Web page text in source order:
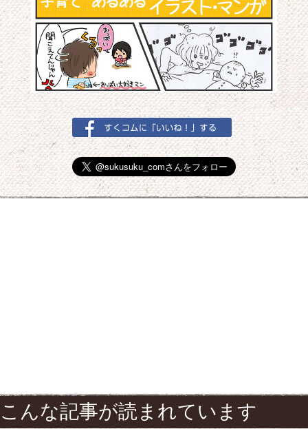
こんな記事が読まれています